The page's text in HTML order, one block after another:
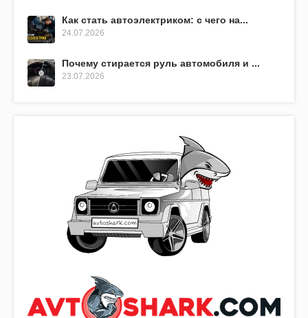
Как стать автоэлектриком: с чего на...
24.07.2026
Почему стирается руль автомобиля и ...
23.07.2026